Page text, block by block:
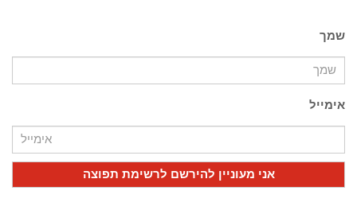
שמך
אימייל